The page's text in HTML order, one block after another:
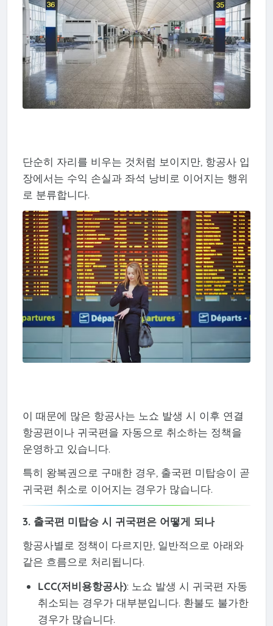
단순히 자리를 비우는 것처럼 보이지만, 항공사 입
장에서는 수익 손실과 좌석 낭비로 이어지는 행위
로 분류합니다.
이 때문에 많은 항공사는 노쇼 발생 시 이후 연결
항공편이나 귀국편을 자동으로 취소하는 정책을
운영하고 있습니다.
특히 왕복권으로 구매한 경우, 출국편 미탑승이 곧
귀국편 취소로 이어지는 경우가 많습니다.
3. 출국편 미탑승 시 귀국편은 어떻게 되나
항공사별로 정책이 다르지만, 일반적으로 아래와
같은 흐름으로 처리됩니다.
LCC(저비용항공사): 노쇼 발생 시 귀국편 자동
취소되는 경우가 대부분입니다. 환불도 불가한
경우가 많습니다.